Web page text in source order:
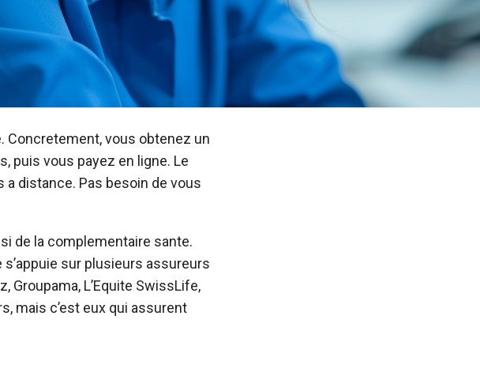
Concretement, vous obtenez un
puis vous payez en ligne. Le
distance. Pas besoin de vous
de la complementaire sante.
sur plusieurs assureurs
Groupama, L’Equite SwissLife,
mais c’est eux qui assurent